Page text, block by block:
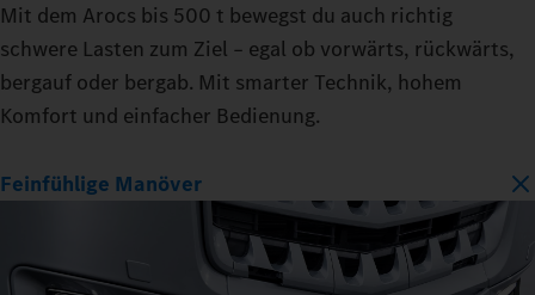
Mit dem Arocs bis 500 t bewegst du auch richtig
schwere Lasten zum Ziel – egal ob vorwärts, rückwärts,
bergauf oder bergab. Mit smarter Technik, hohem
Komfort und einfacher Bedienung.
Feinfühlige Manöver